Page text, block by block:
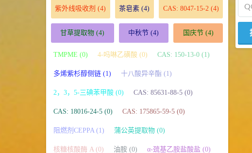
紫外线吸收剂 (4) 茶皂素 (4) CAS: 8047-15-2 (4)
甘草提取物 (4) 中秋节 (4) 国庆节(4)
TMPME (0) 4-吗啉乙磺酸 (0) CAS: 150-13-0 (1)
多烯紫杉醇侧链 (1) 十八酸异辛酯 (1)
2，3，5-三碘苯甲酸 (0) CAS: 85631-88-5 (0)
CAS: 18016-24-5 (0) CAS: 175865-59-5 (0)
阻燃剂CEPPA (1) 蒲公英提取物 (0)
核糖核酸酶 A (0) 油胺 (0) α-巯基乙胺盐酸盐 (0)